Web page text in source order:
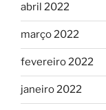
abril 2022
março 2022
fevereiro 2022
janeiro 2022